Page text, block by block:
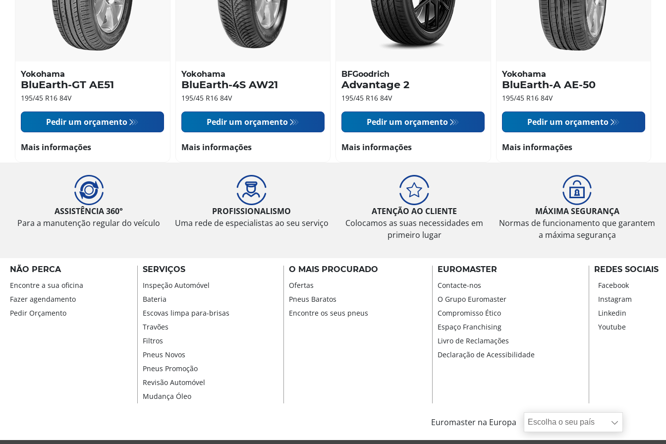
Yokohama
BluEarth-GT AE51
195/45 R16 84V
Pedir um orçamento
Mais informações
Yokohama
BluEarth-4S AW21
195/45 R16 84V
Pedir um orçamento
Mais informações
BFGoodrich
Advantage 2
195/45 R16 84V
Pedir um orçamento
Mais informações
Yokohama
BluEarth-A AE-50
195/45 R16 84V
Pedir um orçamento
Mais informações
ASSISTÊNCIA 360°
Para a manutenção regular do veículo
PROFISSIONALISMO
Uma rede de especialistas ao seu serviço
ATENÇÃO AO CLIENTE
Colocamos as suas necessidades em
primeiro lugar
MÁXIMA SEGURANÇA
Normas de funcionamento que garantem
a máxima segurança
NÃO PERCA
Encontre a sua oficina
Fazer agendamento
Pedir Orçamento
SERVIÇOS
Inspeção Automóvel
Bateria
Escovas limpa para-brisas
Travões
Filtros
Pneus Novos
Pneus Promoção
Revisão Automóvel
Mudança Óleo
O MAIS PROCURADO
Ofertas
Pneus Baratos
Encontre os seus pneus
EUROMASTER
Contacte-nos
O Grupo Euromaster
Compromisso Ético
Espaço Franchising
Livro de Reclamações
Declaração de Acessibilidade
REDES SOCIAIS
Facebook
Instagram
Linkedin
Youtube
Euromaster na Europa Escolha o seu país